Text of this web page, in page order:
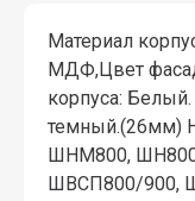
Материал
МДФ,Цвет
корпуса:
темный.(26мм)
ШНМ800,
ШВСП800/900,